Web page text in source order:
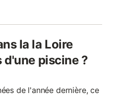
la la Loire
piscine ?
de l'année dernière, ce